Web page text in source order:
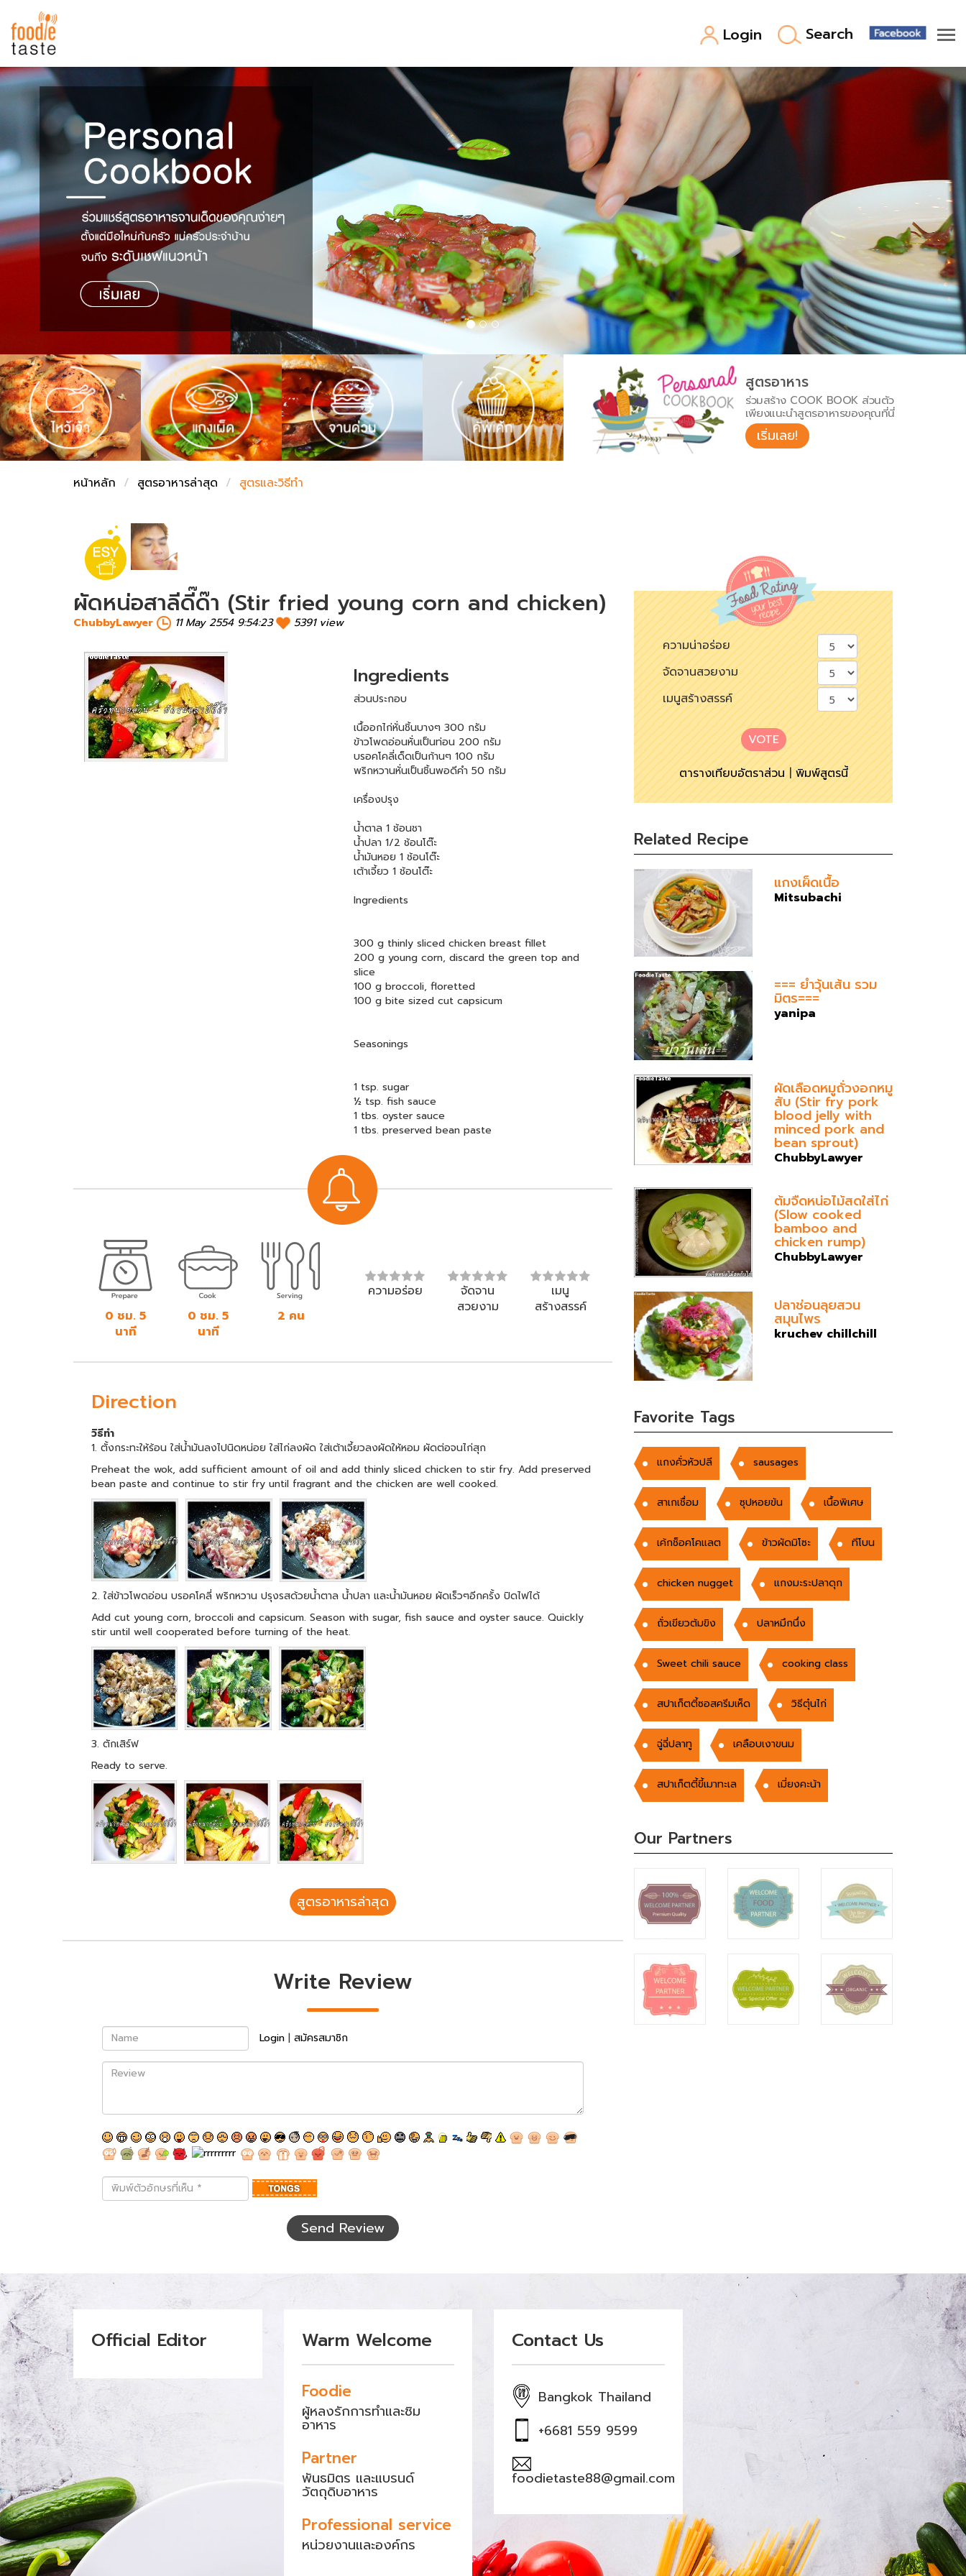
Login Search
สูตรอาหาร
สูตรอาหารล่าสุด
Top Foodie
พาไปชิม
สารพันก้นครัว
เคล็ดลับน่ารู้
เปรียบเทียบหน่วยการตวง
เปรียบเทียบอุณหภูมิ
เปรียบเทียบน้ำหนักวัตถุดิบ
ชั่งตวงเนย
FoodPedia
สร้าง Cookbook
สูตรอาหาร
ร่วมสร้าง COOK BOOK ส่วนตัว
เพียงแนะนำสูตรอาหารของคุณที่นี่
เริ่มเลย!
หน้าหลัก สูตรอาหารล่าสุด สูตรและวิธีทำ
ผัดหน่อสาลีดี๊ด๊า (Stir fried young corn and chicken)
ChubbyLawyer 11 May 2554 9:54:23 5391 view
Ingredients
ส่วนประกอบ
เนื้ออกไก่หั่นชิ้นบางๆ 300 กรัม
ข้าวโพดอ่อนหั่นเป็นท่อน 200 กรัม
บรอคโคลี่เด็ดเป็นก้านๆ 100 กรัม
พริกหวานหั่นเป็นชิ้นพอดีคำ 50 กรัม
เครื่องปรุง
น้ำตาล 1 ช้อนชา
น้ำปลา 1/2 ช้อนโต๊ะ
น้ำมันหอย 1 ช้อนโต๊ะ
เต้าเจี้ยว 1 ช้อนโต๊ะ
Ingredients
300 g thinly sliced chicken breast fillet
200 g young corn, discard the green top and
slice
100 g broccoli, floretted
100 g bite sized cut capsicum
Seasonings
1 tsp. sugar
½ tsp. fish sauce
1 tbs. oyster sauce
1 tbs. preserved bean paste
0 ชม. 5
นาที
0 ชม. 5
นาที
2 คน
ความอร่อย
จัดจาน
สวยงาม
เมนู
สร้างสรรค์
Direction
วิธีทำ
1. ตั้งกระทะให้ร้อน ใส่น้ำมันลงไปนิดหน่อย ใส่ไก่ลงผัด ใส่เต้าเจี้ยวลงผัดให้หอม ผัดต่อจนไก่สุก
Preheat the wok, add sufficient amount of oil and add thinly sliced chicken to stir fry. Add preserved
bean paste and continue to stir fry until fragrant and the chicken are well cooked.
2. ใส่ข้าวโพดอ่อน บรอคโคลี่ พริกหวาน ปรุงรสด้วยน้ำตาล น้ำปลา และน้ำมันหอย ผัดเร็วๆอีกครั้ง ปิดไฟได้
Add cut young corn, broccoli and capsicum. Season with sugar, fish sauce and oyster sauce. Quickly
stir until well cooperated before turning of the heat.
3. ตักเสิร์ฟ
Ready to serve.
สูตรอาหารล่าสุด
Write Review
Name Login | สมัครสมาชิก
Review
พิมพ์
ตัว
Send Review
ความน่าอร่อย
จัดจานสวยงาม
เมนูสร้างสรรค์
VOTE
ตารางเทียบอัตราส่วน|พิมพ์สูตรนี้
Related Recipe
แกงเผ็ดเนื้อ
Mitsubachi
=== ยำวุ้นเส้น รวม
มิตร===
yanipa
ผัดเลือดหมูถั่วงอกหมู
สับ (Stir fry pork
blood jelly with
minced pork and
bean sprout)
ChubbyLawyer
ต้มจืดหน่อไม้สดใส่ไก่
(Slow cooked
bamboo and
chicken rump)
ChubbyLawyer
ปลาช่อนลุยสวน
สมุนไพร
kruchev chillchill
Favorite Tags
แกงคั่วหัวปลี sausages
สาเกเชื่อม ซุปหอยข้น เนื้อพิเศษ
เค้กช็อคโคแลต ข้าวผัดมิโซะ ทีโบน
chicken nugget แกงมะระปลาดุก
ถั่วเขียวต้มขิง ปลาหมึกนึ่ง
Sweet chili sauce cooking class
สปาเก็ตตี้ซอสครีมเห็ด วิธีตุ๋นไก่
ฉู่ฉี่ปลาทู เคลือบเงาขนม
สปาเก็ตตี้ขี้เมาทะเล เมี่ยงคะน้า
Our Partners
Official Editor Warm Welcome
Foodie
ผู้หลงรักการทำและชิม
อาหาร
Partner
พันธมิตร และแบรนด์
วัตถุดิบอาหาร
Professional service
หน่วยงานและองค์กร
Contact Us
Bangkok Thailand
+6681 559 9599
foodietaste88@gmail.com